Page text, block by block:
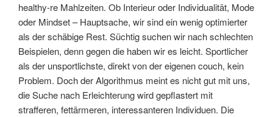
healthy-re Mahlzeiten. Ob Interieur oder Individualität, Mode
oder Mindset – Hauptsache, wir sind ein wenig optimierter
als der schäbige Rest. Süchtig suchen wir nach schlechten
Beispielen, denn gegen die haben wir es leicht. Sportlicher
als der unsportlichste, direkt von der eigenen couch, kein
Problem. Doch der Algorithmus meint es nicht gut mit uns,
die Suche nach Erleichterung wird gepflastert mit
strafferen, fettärmeren, interessanteren Individuen. Die